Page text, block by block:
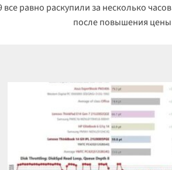
все равно раскупили за несколько часов
после повышения цены